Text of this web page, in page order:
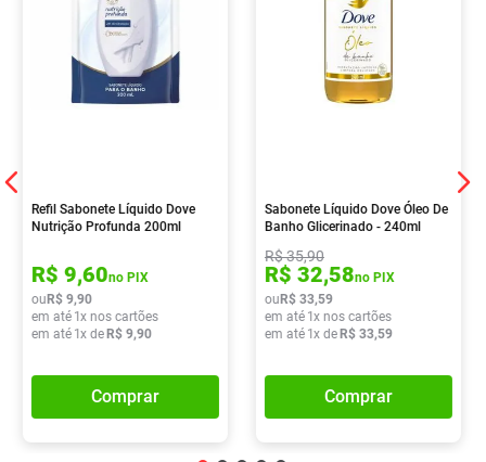
Refil Sabonete Líquido Dove
Nutrição Profunda 200ml
R$ 9,60no PIX
ou R$ 9,90
em até 1x nos cartões
em até 1x de R$ 9,90
Comprar
Sabonete Líquido Dove Óleo De
Banho Glicerinado - 240ml
R$35,90
R$ 32,58no PIX
ou R$ 33,59
em até 1x nos cartões
em até 1x de R$ 33,59
Comprar